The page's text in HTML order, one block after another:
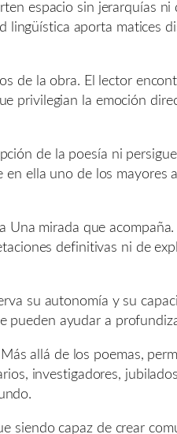
espacio sin jerarquías
lingüística aporta matices
de la obra. El lector
privilegian la emoción
de la poesía ni
ella uno de los mayores
mirada que
definitivas ni de
su autonomía y su
pueden ayudar a
allá de los poemas,
investigadores,
siendo capaz de crear